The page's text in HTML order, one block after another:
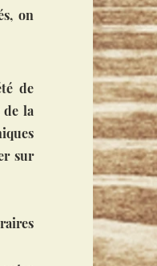
on
de
de la
sur